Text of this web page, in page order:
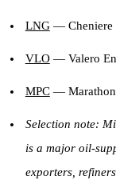
LNG— Cheniere
VLO— Valero
MPC— Marathon
Selection note:
is a major oil-
exporters,